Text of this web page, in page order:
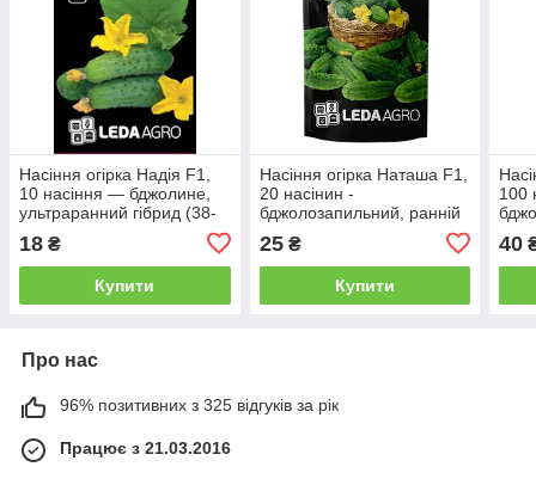
Насіння огірка Надія F1,
10 насіння — бджолине,
ультраранний гібрид (38-
18 ₴
Купити
Насіння огірка Наташа F1,
20 насінин -
бджолозапильний, ранній
LEDAAGRO
25₴
Купити
100
(45-
40
Про нас
96% позитивних з 325 відгуків за рік
Працює з 21.03.2016